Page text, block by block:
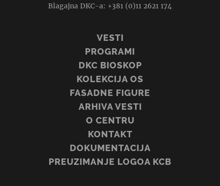
Blagajna DKC-a: +381 (0)11 2621 174
VESTI
PROGRAMI
DKC BIOSKOP
KOLEKCIJA OS
FASADNE FIGURE
ARHIVA VESTI
O CENTRU
KONTAKT
DOKUMENTACIJA
PREUZIMANJE LOGOA KCB